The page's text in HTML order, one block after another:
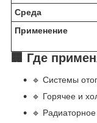
Среда
Применение
🏢 Где
🔹 Системы
🔹 Горячее и
🔹